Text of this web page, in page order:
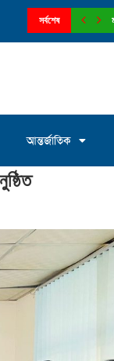
সর্বশেষ
আন্তর্জাতিক